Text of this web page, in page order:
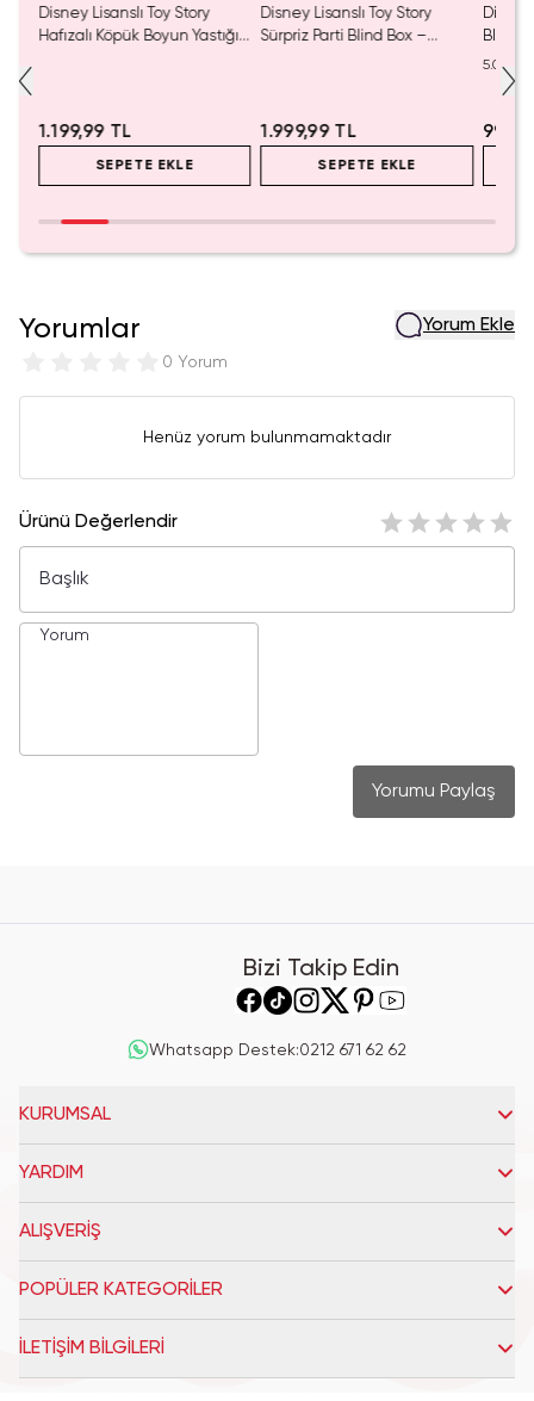
Disney Lisanslı Toy Story
Hafızalı Köpük Boyun Yastığı
1.199,99 TL
SEPETE EKLE
Disney Lisanslı Toy Story
Sürpriz Parti Blind Box –
1.999,99 TL
SEPETE EKLE
Disney
Blind
5.0
Yorumlar
0 Yorum
Yorum Ekle
Henüz yorum bulunmamaktadır
Ürünü Değerlendir
Yorumu Paylaş
Bizi Takip Edin
Whatsapp Destek:0212 671 62 62
KURUMSAL
YARDIM
ALIŞVERİŞ
POPÜLER KATEGORİLER
İLETİŞİM BİLGİLERİ